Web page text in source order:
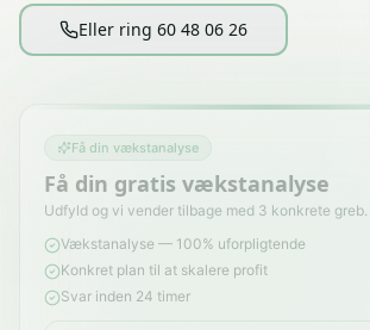
Eller ring 60 48 06 26
Få din vækstanalyse
Få din gratis vækstanalyse
Udfyld og vi vender tilbage med 3 konkrete greb.
Vækstanalyse — 100% uforpligtende
Konkret plan til at skalere profit
Svar inden 24 timer